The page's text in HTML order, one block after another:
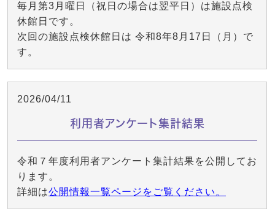
毎月第3月曜日（祝日の場合は翌平日）は施設点検
休館日です。
次回の施設点検休館日は 令和8年8月17日（月）で
す。
2026/04/11
利用者アンケート集計結果
令和７年度利用者アンケート集計結果を公開してお
ります。
詳細は公開情報一覧ページをご覧ください。